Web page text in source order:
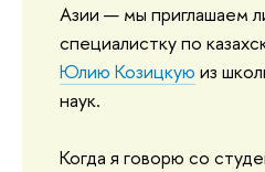
Азии — мы приглашаем
специалистку по
Юлию Козицкую из
наук.
Когда я говорю со